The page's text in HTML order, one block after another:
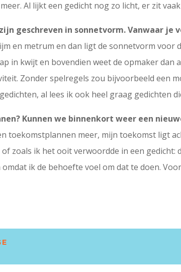
Al lijkt een gedicht nog zo licht, er zit
geschreven in sonnetvorm. Vanwaar je
en metrum en dan ligt de sonnetvorm voor
in kwijt en bovendien weet de opmaker
Zonder spelregels zou bijvoorbeeld een
al lees ik ook heel graag gedichten
Kunnen we binnenkort weer een
toekomstplannen meer, mijn toekomst ligt
zoals ik het ooit verwoordde in een gedicht:
ik de behoefte voel om dat te doen.